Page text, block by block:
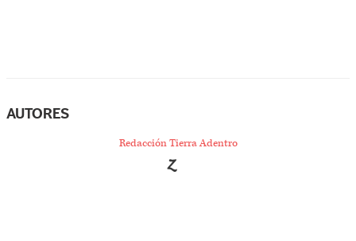
AUTORES
Redacción Tierra Adentro